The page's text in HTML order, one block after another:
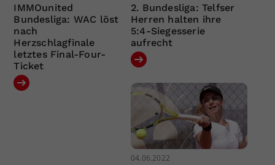
IMMOunited
Bundesliga: WAC löst
nach
Herzschlagfinale
letztes Final-Four-
Ticket
2. Bundesliga: Telfser
Herren halten ihre
5:4-Siegesserie
aufrecht
04.06.2022